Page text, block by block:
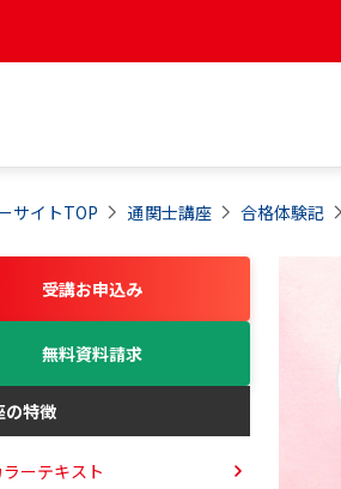
サイトTOP 通関士講座 合格体験記
受講お申込み
無料資料請求
の特徴
ーテキスト